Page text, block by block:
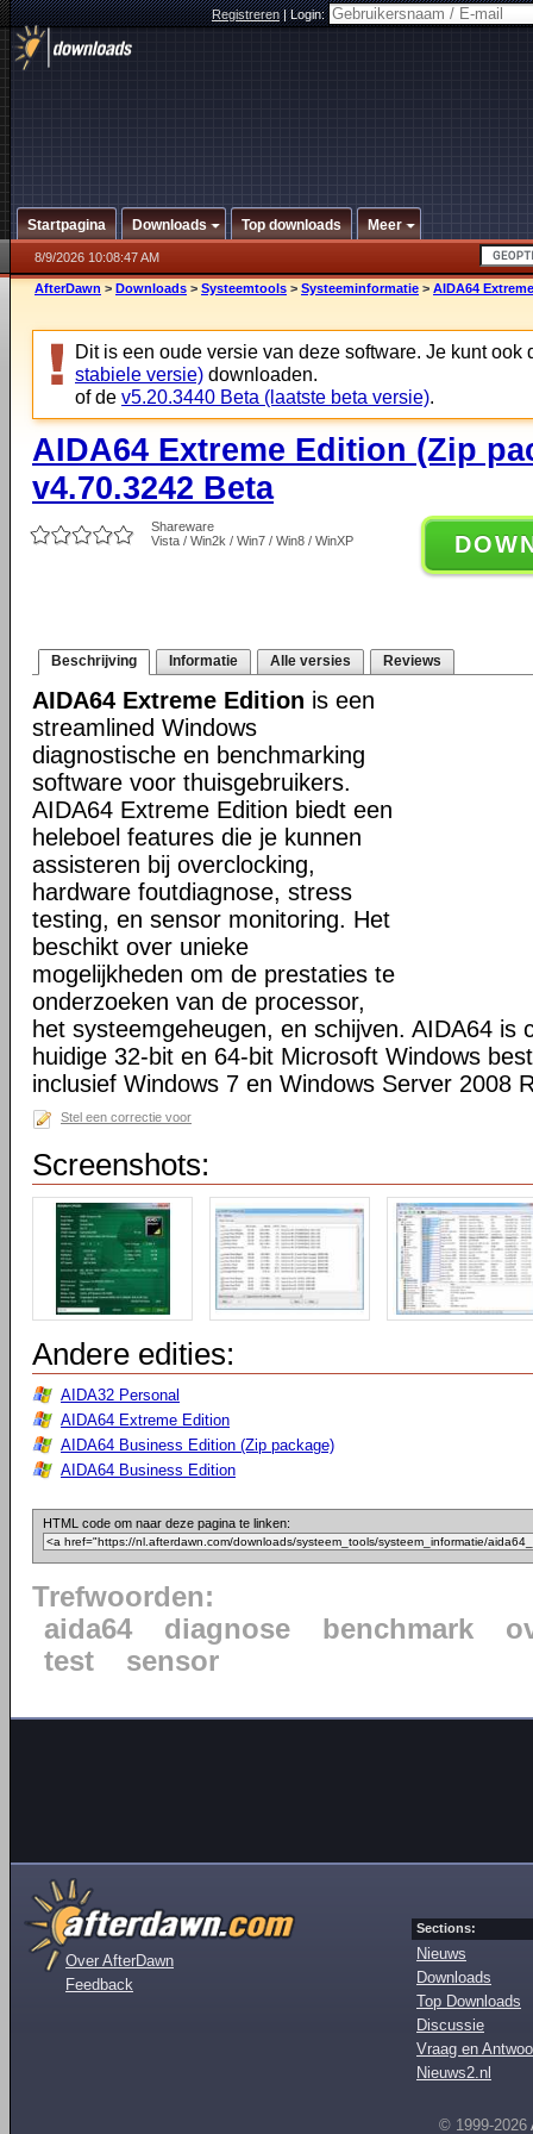
Registreren|Login:
Startpagina Downloads Top downloads Meer
8/9/2026 10:08:47 AM
AfterDawn > Downloads > Systeemtools > Systeeminformatie > AIDA64
Dit is een oude versie van deze software. Je kunt ook
stabiele versie) downloaden.
of de v5.20.3440 Beta (laatste beta versie).
AIDA64 Extreme Edition (Zip
v4.70.3242 Beta
Shareware
Vista / Win2k / Win7 / Win8 / WinXP
Beschrijving Informatie Alle versies Reviews
AIDA64 Extreme Edition is een
streamlined Windows
diagnostische en benchmarking
software voor thuisgebruikers.
AIDA64 Extreme Edition biedt een
heleboel features die je kunnen
assisteren bij overclocking,
hardware foutdiagnose, stress
testing, en sensor monitoring. Het
beschikt over unieke
mogelijkheden om de prestaties te
onderzoeken van de processor,
het systeemgeheugen, en schijven. AIDA64 is
huidige 32-bit en 64-bit Microsoft Windows
inclusief Windows 7 en Windows Server 2008
Stel een correctie voor
Screenshots:
Andere edities:
AIDA32 Personal
AIDA64 Extreme Edition
AIDA64 Business Edition (Zip package)
AIDA64 Business Edition
HTML code om naar deze pagina te linken:
Trefwoorden:
aida64
diagnose benchmark
test
sensor
Over AfterDawn
Feedback
Sections:
Nieuws
Downloads
Top Downloads
Discussie
Vraag en
Nieuws2.nl
© 1999-2026